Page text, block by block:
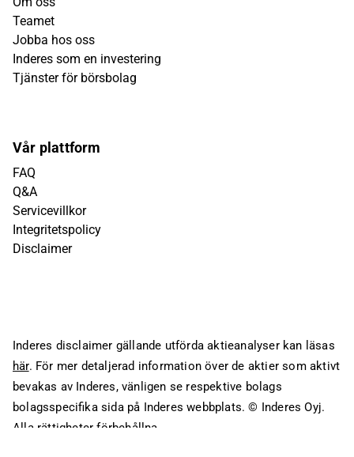
Teamet
Jobba hos oss
Inderes som en investering
Tjänster för börsbolag
Vår plattform
FAQ
Q&A
Servicevillkor
Integritetspolicy
Disclaimer
Inderes disclaimer gällande utförda aktieanalyser kan läsas
här. För mer detaljerad information över de aktier som aktivt
bevakas av Inderes, vänligen se respektive bolags
bolagsspecifika sida på Inderes webbplats. © Inderes Oyj.
Alla rättigheter förbehållna.